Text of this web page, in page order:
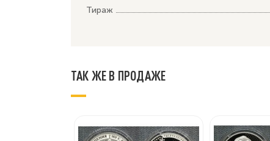
Тираж
ТАК ЖЕ В ПРОДАЖЕ